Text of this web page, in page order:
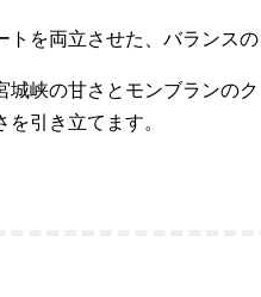
トを両立させた、バランス
城峡の甘さとモンブランの
引き立てます。